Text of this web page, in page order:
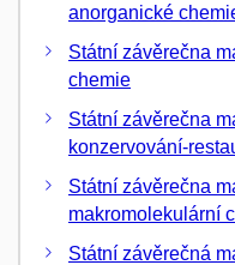
anorganické
Státní závěrečna
chemie
Státní závěrečna
konzervování-
Státní závěrečna
makromolekulární
Státní závěrečná